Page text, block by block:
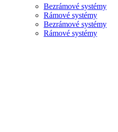
Bezrámové systémy
Rámové systémy
Bezrámové systémy
Rámové systémy